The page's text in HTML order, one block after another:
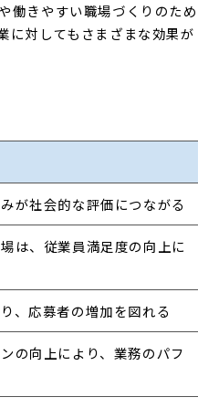
働きやすい職場づくりのため
に対してもさまざまな効果が
が社会的な評価につながる
は、従業員満足度の向上に
、応募者の増加を図れる
の向上により、業務のパフ